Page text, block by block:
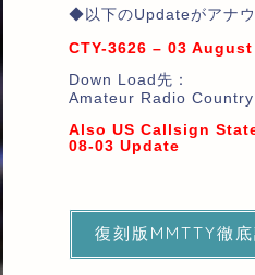
◆以下のUpdateがアナ
CTY-3626 – 03 August
Down Load先：
Amateur Radio
Also US Callsign
08-03 Update
復刻版MMTTY徹